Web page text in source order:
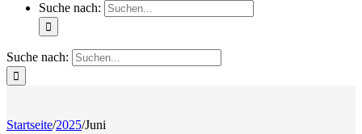
Suche nach:
Suche nach:
Startseite/2025/Juni